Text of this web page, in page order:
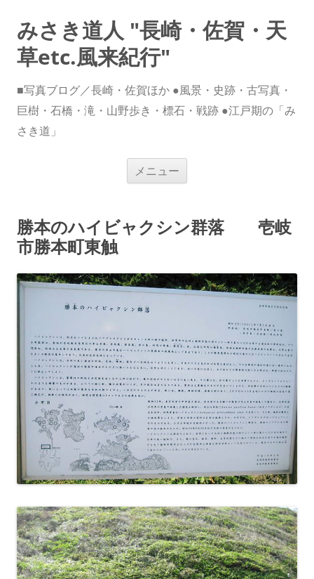
みさき道人 "長崎・佐賀・天
草etc.風来紀行"
■写真ブログ／長崎・佐賀ほか ●風景・史跡・古写真・
巨樹・石橋・滝・山野歩き・標石・戦跡 ●江戸期の「み
さき道」
メニュー
ス
キ
勝本のハイビャクシン群落 壱岐
市勝本町東触